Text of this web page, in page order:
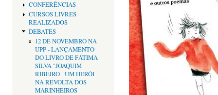
CONFERÊNCIAS
CURSOS LIVRES
REALIZADOS
DEBATES
12 DE NOVEMBRO NA
UPP - LANÇAMENTO
DO LIVRO DE FÁTIMA
SILVA "JOAQUIM
RIBEIRO - UM HERÓI
NA REVOLTA DOS
MARINHEIROS